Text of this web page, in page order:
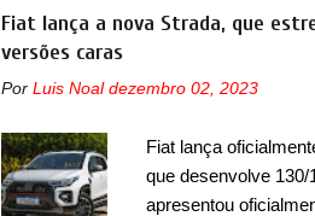
nova geração feita
Além do Gol, outro
foi marcava pelos
nas vendas em
sendo duas do
Fiat lança a nova Strada, que
versões caras
Por Luis Noal dezembro 02, 2023
Fiat lança
que desenvolve
apresentou